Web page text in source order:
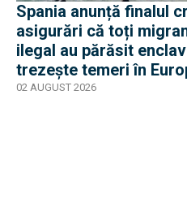
Spania anunță finalul
asigurări că toți
ilegal au părăsit
trezește temeri în
2015
02 AUGUST 2026